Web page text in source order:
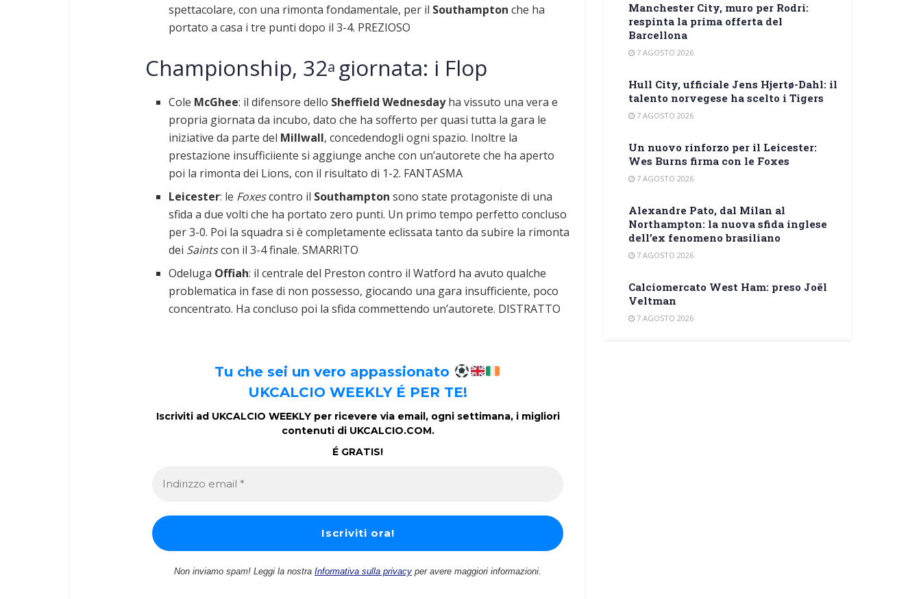
spettacolare, con una rimonta fondamentale, per il Southamptonche ha
portato a casa i tre punti dopo il 3-4. PREZIOSO
Championship, 32a giornata: i Flop
Cole McGhee: il difensore dello Sheffield Wednesdayha vissuto una vera e
propria giornata da incubo, dato che ha sofferto per quasi tutta la gara le
iniziative da parte del Millwall, concedendogli ogni spazio. Inoltre la
prestazione insufficiiente si aggiunge anche con un’autorete che ha aperto
poi la rimonta dei Lions, con il risultato di 1-2. FANTASMA
Leicester: le Foxescontro il Southamptonsono state protagoniste di una
sfida a due volti che ha portato zero punti. Un primo tempo perfetto concluso
per 3-0. Poi la squadra si è completamente eclissata tanto da subire la rimonta
dei Saintscon il 3-4 finale. SMARRITO
Odeluga Offiah: il centrale del Preston contro il Watford ha avuto qualche
problematica in fase di non possesso, giocando una gara insufficiente, poco
concentrato. Ha concluso poi la sfida commettendo un’autorete. DISTRATTO
Tu che sei un vero appassionato
UKCALCIO WEEKLY É PER TE!
Iscriviti ad UKCALCIO WEEKLY per ricevere via email, ogni settimana, i migliori
contenuti di UKCALCIO.COM.
É GRATIS!
Non inviamo spam! Leggi la nostra Informativa sulla privacy per avere maggiori informazioni.
Manchester City, muro per Rodri:
respinta la prima offerta del
Barcellona
7 AGOSTO 2026
Hull City, ufficiale Jens Hjertø-Dahl: il
talento norvegese ha scelto i Tigers
7 AGOSTO 2026
Un nuovo rinforzo per il Leicester:
Wes Burns firma con le Foxes
7 AGOSTO 2026
Alexandre Pato, dal Milan al
Northampton: la nuova sfida inglese
dell’ex fenomeno brasiliano
7 AGOSTO 2026
Calciomercato West Ham: preso Joël
Veltman
7 AGOSTO 2026